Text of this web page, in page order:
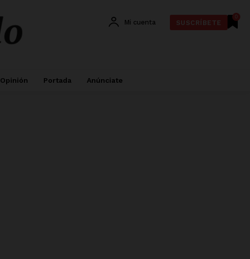
0
Mi cuenta SUSCRÍBETE
Opinión Portada Anúnciate